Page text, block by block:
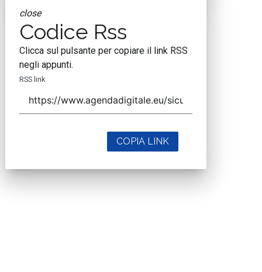
close
Codice Rss
Clicca sul pulsante per copiare il link RSS
negli appunti.
RSS link
COPIA LINK